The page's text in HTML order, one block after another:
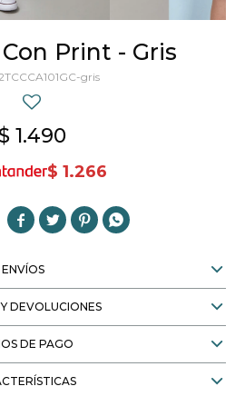
Print - Gris
gris
1.490
$ 1.266
   
ENVÍOS
DEVOLUCIONES
DE PAGO